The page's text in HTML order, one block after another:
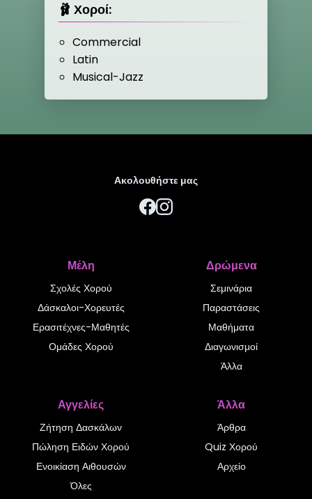
🩰 Χοροί:
Commercial
Latin
Musical-Jazz
Ακολουθήστε μας
Μέλη
Σχολές Χορού
Δάσκαλοι-Χορευτές
Ερασιτέχνες-Μαθητές
Ομάδες Χορού
Δρώμενα
Σεμινάρια
Παραστάσεις
Μαθήματα
Διαγωνισμοί
Άλλα
Αγγελίες
Ζήτηση Δασκάλων
Πώληση Ειδών Χορού
Ενοικίαση Αιθουσών
Όλες
Άλλα
Άρθρα
Quiz Χορού
Αρχείο